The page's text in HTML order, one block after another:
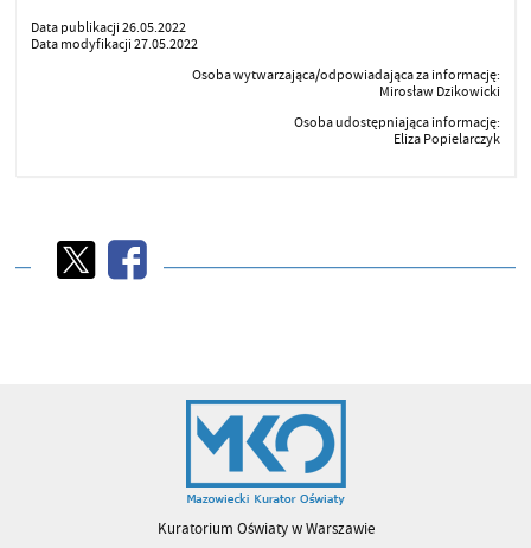
Data publikacji 26.05.2022
Data modyfikacji 27.05.2022
Osoba wytwarzająca/odpowiadająca za informację:
Mirosław Dzikowicki
Osoba udostępniająca informację:
Eliza Popielarczyk
Kuratorium Oświaty w Warszawie